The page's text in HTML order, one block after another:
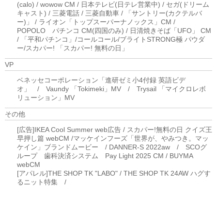
(calo) / wowow CM / 日本テレビ(日テレ営業中) / セガ(ドリーム
キャスト) / 三菱電話 / 三菱自動車 / 「サントリー(カクテルバ
ー)」 / ライオン「トップスーパーナノックス」CM /
POPOLO パチンコ CM(四国のみ) / 日清焼きそば「UFO」 CM
/ 「平和パチンコ」/コールコール/ブライトSTRONG極 パウダ
ー/スカパー! 「スカパー! 無料の日」
VP
ベネッセコーポレーション「進研ゼミ小4付録 英語ビデ
オ」 / Vaundy 「Tokimeki」MV / Trysail 「マイクロレボ
リューション」MV
その他
[広告]IKEA Cool Summer web広告 / スカパー!無料の日 クイズ王
早押し篇 webCM /マッケインフーズ「世界が、やみつき。マッ
ケイン」ブランドムービー / DANNER-S 2022aw / SCOグ
ループ 歯科決済システム Pay Light 2025 CM / BUYMA
webCM
[アパレル]THE SHOP TK "LABO" / THE SHOP TK 24AW ハグす
るニット特集 /